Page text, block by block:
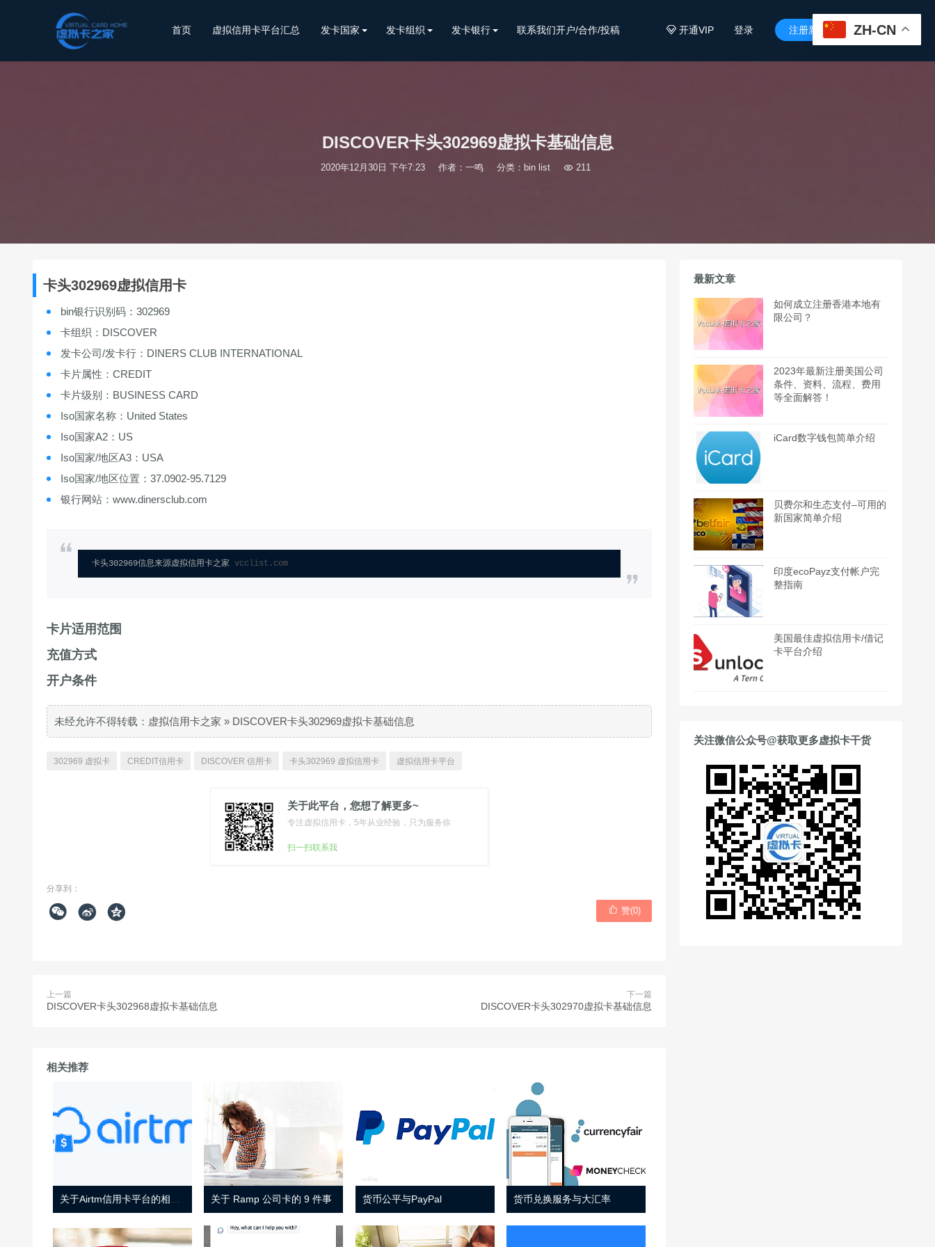
开通VIP 登录 注册新用户 
首页 虚拟信用卡平台汇总 发卡国家 发卡组织 发卡银行 联系我们开户/合作/投稿
DISCOVER卡头302969虚拟卡基础信息
2020年12月30日 下午7:23 作者：一鸣 分类： bin list  211
卡头302969虚拟信用卡
bin银行识别码：302969
卡组织：DISCOVER
发卡公司/发卡行：DINERS CLUB INTERNATIONAL
卡片属性：CREDIT
卡片级别：BUSINESS CARD
Iso国家名称：United States
Iso国家A2：US
Iso国家/地区A3：USA
Iso国家/地区位置：37.0902-95.7129
银行网站：www.dinersclub.com
卡头302969信息来源虚拟信用卡之家 vcclist.com
卡片适用范围
充值方式
开户条件
未经允许不得转载： 虚拟信用卡之家 » DISCOVER卡头302969虚拟卡基础信息
302969 虚拟卡 CREDIT信用卡 DISCOVER 信用卡 卡头302969 虚拟信用卡 虚拟信用卡平台
关于此平台，您想了解更多~
专注虚拟信用卡，5年从业经验，只为服务你
扫一扫联系我
分享到：
    赞(0)
上一篇
DISCOVER卡头302968虚拟卡基础信息
下一篇
DISCOVER卡头302970虚拟卡基础信息
相关推荐
关于 Ramp 公司卡的 9 件事 货币公平与PayPal 货币兑换服务与大汇率
最新文章
如何成立注册香港本地有
限公司？
2023年最新注册美国公司
条件、资料、流程、费用
等全面解答！
iCard数字钱包简单介绍
贝费尔和生态支付–可用的
新国家简单介绍
印度ecoPayz支付帐户完
整指南
美国最佳虚拟信用卡/借记
卡平台介绍
关注微信公众号@获取更多虚拟卡干货
ZH-CN